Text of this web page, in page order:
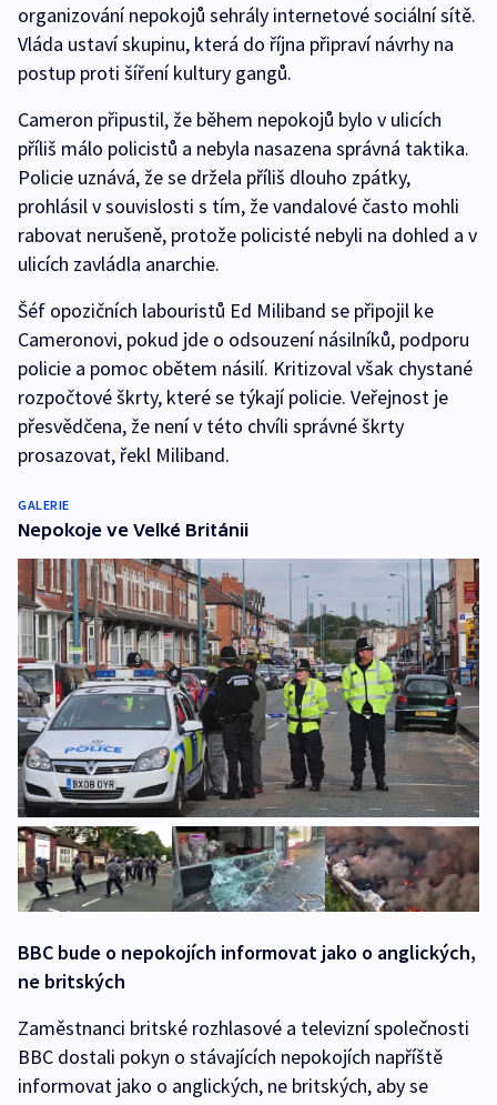
organizování nepokojů sehrály internetové sociální sítě.
Vláda ustaví skupinu, která do října připraví návrhy na
postup proti šíření kultury gangů.
Cameron připustil, že během nepokojů bylo v ulicích
příliš málo policistů a nebyla nasazena správná taktika.
Policie uznává, že se držela příliš dlouho zpátky,
prohlásil v souvislosti s tím, že vandalové často mohli
rabovat nerušeně, protože policisté nebyli na dohled a v
ulicích zavládla anarchie.
Šéf opozičních labouristů Ed Miliband se připojil ke
Cameronovi, pokud jde o odsouzení násilníků, podporu
policie a pomoc obětem násilí. Kritizoval však chystané
rozpočtové škrty, které se týkají policie. Veřejnost je
přesvědčena, že není v této chvíli správné škrty
prosazovat, řekl Miliband.
GALERIE
Nepokoje ve Velké Británii
BBC bude o nepokojích informovat jako o anglických,
ne britských
Zaměstnanci britské rozhlasové a televizní společnosti
BBC dostali pokyn o stávajících nepokojích napříště
informovat jako o anglických, ne britských, aby se